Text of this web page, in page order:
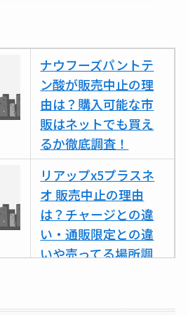
ナウフーズパントテ
ン酸が販売中止の理
由は？購入可能な市
販はネットでも買え
るか徹底調査！
リアップx5プラスネ
オ 販売中止の理由
は？チャージとの違
い・通販限定との違
いや売ってる場所調
ココネシャンプー詰